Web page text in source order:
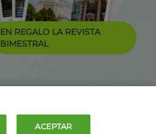
EN REGALO LA REVISTA
BIMESTRAL
ACEPTAR